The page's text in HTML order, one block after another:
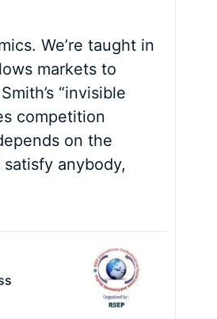
We’re taught in
markets to
“invisible
competition
on the
anybody,